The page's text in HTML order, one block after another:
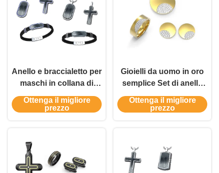
Anello e braccialetto per
maschi in collana di
croce
Ottenga il migliore
prezzo
Gioielli da uomo in oro
semplice Set di anello
crociato Collare Set di
maglione Catena di
Ottenga il migliore
prezzo